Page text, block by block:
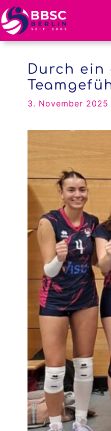
Zum
Inhalt
springen
Durch ein
3. November 2025